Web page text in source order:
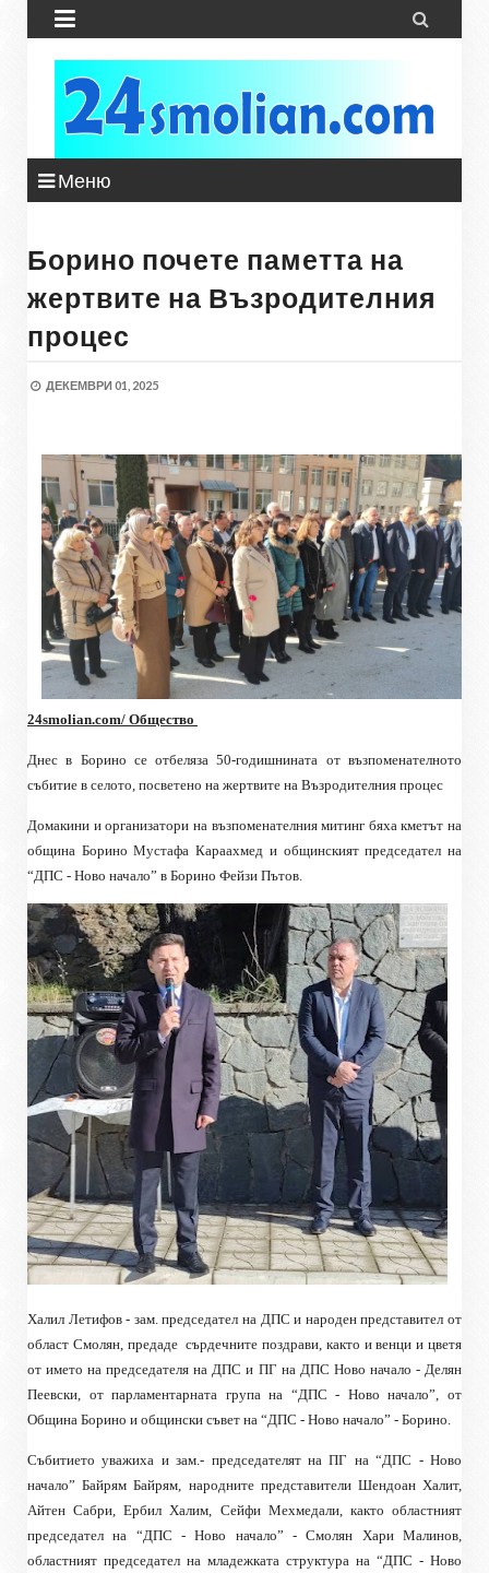
 
Меню
Борино почете паметта на
жертвите на Възродителния
процес
ДЕКЕМВРИ 01, 2025
24smolian.com/ Общество
Днес в Борино се отбеляза 50-годишнината от възпоменателното
събитие в селото, посветено на жертвите на Възродителния процес
Домакини и организатори на възпоменателния митинг бяха кметът на
община Борино Мустафа Караахмед и общинският председател на
“ДПС - Ново начало” в Борино Фейзи Пътов.
Халил Летифов - зам. председател на ДПС и народен представител от
област Смолян, предаде сърдечните поздрави, както и венци и цветя
от името на председателя на ДПС и ПГ на ДПС Ново начало - Делян
Пеевски, от парламентарната група на “ДПС - Ново начало”, от
Община Борино и общински съвет на “ДПС - Ново начало” - Борино.
Събитието уважиха и зам.- председателят на ПГ на “ДПС - Ново
начало” Байрям Байрям, народните представители Шендоан Халит,
Айтен Сабри, Ербил Халим, Сейфи Мехмедали, както областният
председател на “ДПС - Ново начало” - Смолян Хари Малинов,
областният председател на младежката структура на “ДПС - Ново